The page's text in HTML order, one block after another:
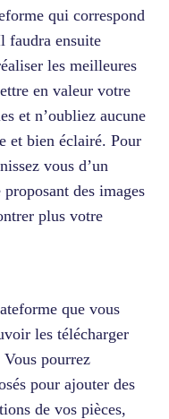
qui correspond
faudra ensuite
les meilleures
en valeur votre
et n’oubliez aucune
et bien éclairé. Pour
vous d’un
des images
plus votre
que vous
les télécharger
pourrez
pour ajouter des
de vos pièces,